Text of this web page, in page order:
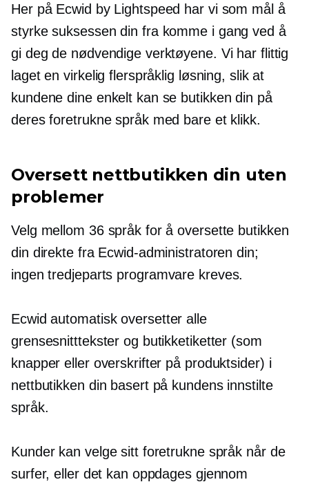
Her på Ecwid by Lightspeed har vi som mål å
styrke suksessen din fra komme i gang ved å
gi deg de nødvendige verktøyene. Vi har flittig
laget en virkelig flerspråklig løsning, slik at
kundene dine enkelt kan se butikken din på
deres foretrukne språk med bare et klikk.
Oversett nettbutikken din uten
problemer
Velg mellom 36 språk for å oversette butikken
din direkte fra Ecwid-administratoren din;
ingentredjeparts programvare kreves.
Ecwidautomatisk oversetter alle
grensesnitttekster og butikketiketter (som
knapper eller overskrifter på produktsider) i
nettbutikken din basert på kundens innstilte
språk.
Kunder kan velge sitt foretrukne språk når de
surfer, eller det kan oppdages gjennom